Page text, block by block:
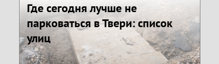
Где сегодня лучше не
парковаться в Твери: список
улиц